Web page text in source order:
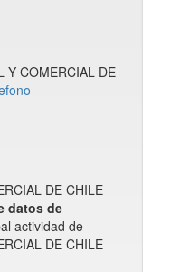
Y COMERCIAL DE
DE CHILE
datos de
actividad de
DE CHILE